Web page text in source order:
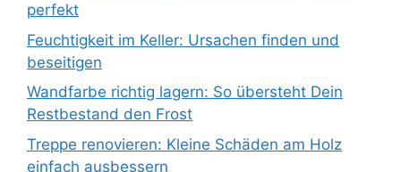
perfekt
Feuchtigkeit im Keller: Ursachen finden und
beseitigen
Wandfarbe richtig lagern: So übersteht Dein
Restbestand den Frost
Treppe renovieren: Kleine Schäden am Holz
einfach ausbessern